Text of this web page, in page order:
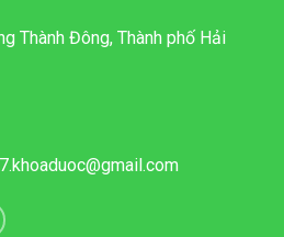
Thành Đông, Thành phố Hải